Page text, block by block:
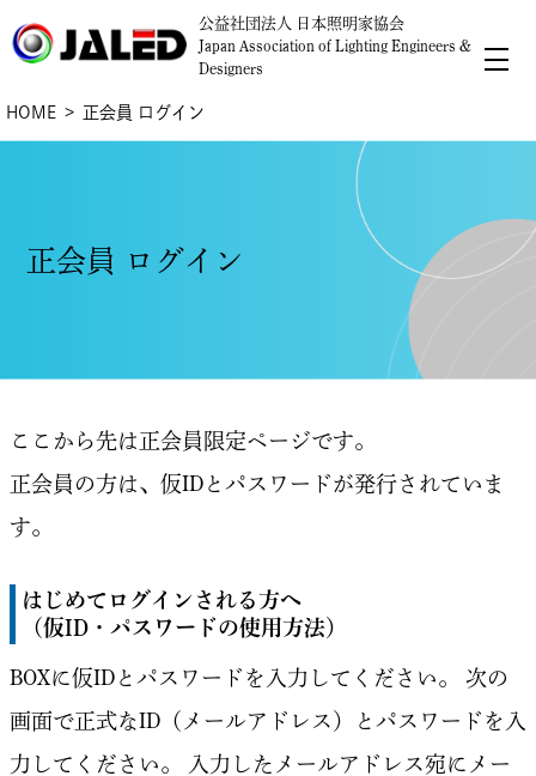
公益社団法人 日本照明家協会
Japan Association of Lighting Engineers &
Designers
HOME 正会員 ログイン
正会員 ログイン
ここから先は正会員限定ページです。
正会員の方は、仮IDとパスワードが発行されていま
す。
はじめてログインされる方へ
（仮ID・パスワードの使用方法）
BOXに仮IDとパスワードを入力してください。
次の
画面で正式なID（メールアドレス）とパスワードを入
力してください。
入力したメールアドレス宛にメー